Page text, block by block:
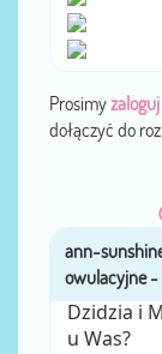
Prosimy
dołączyć do
Dzidzia i
u Was?